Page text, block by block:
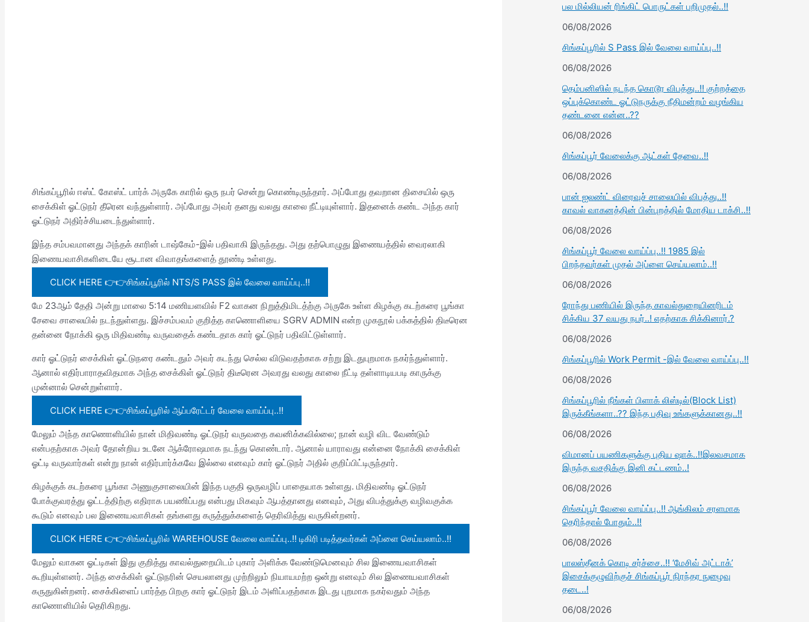
சிங்கப்பூரில் ஈஸ்ட் கோஸ்ட் பார்க் அருகே காரில் ஒரு நபர் சென்று கொண்டிருந்தார். அப்போது தவறான திசையில் ஒரு
சைக்கிள் ஓட்டுநர் தீரென வந்துள்ளார். அப்போது அவர் தனது வலது காலை நீட்டியுள்ளார். இதனைக் கண்ட அந்த கார்
ஓட்டுநர் அதிர்ச்சியடைந்துள்ளார்.
இந்த சம்பவமானது அந்தக் காரின் டாஷ்கேம்-இல் பதிவாகி இருந்தது. அது தற்பொழுது இணையத்தில் வைரலாகி
இணையவாசிகளிடையே சூடான விவாதங்களைத் தூண்டி உள்ளது.
CLICK HERE 👉👉சிங்கப்பூரில் NTS/S PASS இல் வேலை வாய்ப்பு..!!
மே 23ஆம் தேதி அன்று மாலை 5:14 மணியளவில் F2 வாகன நிறுத்திமிடத்ற்கு அருகே உள்ள கிழக்கு கடற்கரை பூங்கா
சேவை சாலையில் நடந்துள்ளது. இச்சம்பவம் குறித்த காணொளியை SGRV ADMIN என்ற முகநூல் பக்கத்தில் திடீரென
தன்னை நோக்கி ஒரு மிதிவண்டி வருவதைக் கண்டதாக கார் ஓட்டுநர் பதிவிட்டுள்ளார்.
கார் ஓட்டுநர் சைக்கிள் ஓட்டுநரை கண்டதும் அவர் கடந்து செல்ல விடுவதற்காக சற்று இடதுபுறமாக நகர்ந்துள்ளார்.
ஆனால் எதிர்பாராதவிதமாக அந்த சைக்கிள் ஓட்டுநர் திடீரென அவரது வலது காலை நீட்டி தள்ளாடியபடி காருக்கு
முன்னால் சென்றுள்ளார்.
CLICK HERE 👉👉சிங்கப்பூரில் ஆப்பரேட்டர் வேலை வாய்ப்பு..!!
மேலும் அந்த காணொளியில் நான் மிதிவண்டி ஓட்டுநர் வருவதை கவனிக்கவில்லை; நான் வழி விட வேண்டும்
என்பதற்காக அவர் தோன்றிய உடனே ஆக்ரோஷமாக நடந்து கொண்டார். ஆனால் யாராவது என்னை நோக்கி சைக்கிள்
ஓட்டி வருவார்கள் என்று நான் எதிர்பார்க்கவே இல்லை எனவும் கார் ஓட்டுநர் அதில் குறிப்பிட்டிருந்தார்.
கிழக்குக் கடற்கரை பூங்கா அணுகுசாலையின் இந்த பகுதி ஒருவழிப் பாதையாக உள்ளது. மிதிவண்டி ஓட்டுநர்
போக்குவரத்து ஓட்டத்திற்கு எதிராக பயணிப்பது என்பது மிகவும் ஆபத்தானது எனவும், அது விபத்துக்கு வழிவகுக்க
கூடும் எனவும் பல இணையவாசிகள் தங்களது கருத்துக்களைத் தெரிவித்து வருகின்றனர்.
CLICK HERE 👉👉சிங்கப்பூரில் WAREHOUSE வேலை வாய்ப்பு..!! டிகிரி படித்தவர்கள் அப்ளை செய்யலாம்..!!
மேலும் வாகன ஓட்டிகள் இது குறித்து காவல்துறையிடம் புகார் அளிக்க வேண்டுமெனவும் சில இணையவாசிகள்
கூறியுள்ளனர். அந்த சைக்கிள் ஓட்டுநரின் செயலானது முற்றிலும் நியாயமற்ற ஒன்று எனவும் சில இணையவாசிகள்
கருதுகின்றனர். சைக்கிளைப் பார்த்த பிறகு கார் ஓட்டுநர் இடம் அளிப்பதற்காக இடது புறமாக நகர்வதும் அந்த
காணொளியில் தெரிகிறது.
பல மில்லியன் ரிங்கிட் பொருட்கள் பறிமுதல்..!!
06/08/2026
சிங்கப்பூரில் S Pass இல் வேலை வாய்ப்பு..!!
06/08/2026
தெம்பனிஸில் நடந்த கொடூர விபத்து..!! குற்றத்தை
ஒப்புக்கொண்ட ஓட்டுநருக்கு நீதிமன்றம் வழங்கிய
தண்டனை என்ன..??
06/08/2026
சிங்கப்பூர் வேலைக்கு ஆட்கள் தேவை..!!
06/08/2026
பான் ஐலண்ட் விரைவுச் சாலையில் விபத்து..!!
காவல் வாகனத்தின் பின்புறத்தில் மோதிய டாக்சி..!!
06/08/2026
சிங்கப்பூர் வேலை வாய்ப்பு..!! 1985 இல்
பிறந்தவர்கள் முதல் அப்ளை செய்யலாம்..!!
06/08/2026
ரோந்து பணியில் இருந்த காவல்துறையினரிடம்
சிக்கிய 37 வயது நபர்..! எதற்காக சிக்கினார்.?
06/08/2026
சிங்கப்பூரில் Work Permit -இல் வேலை வாய்ப்பு..!!
06/08/2026
சிங்கப்பூரில் நீங்கள் பிளாக் லிஸ்டில்(Block List)
இருக்கீங்களா..?? இந்த பதிவு உங்களுக்கானது..!!
06/08/2026
விமானப் பயணிகளுக்கு புதிய ஷாக்..!!இலவசமாக
இருந்த வசதிக்கு இனி கட்டணம்..!
06/08/2026
சிங்கப்பூர் வேலை வாய்ப்பு..!! ஆங்கிலம் சரளமாக
தெரிந்தால் போதும்..!!
06/08/2026
பாலஸ்தீனக் கொடி சர்ச்சை..!! ‘மேசிவ் அட்டாக்’
இசைக்குழுவிற்குச் சிங்கப்பூர் நிரந்தர நுழைவு
தடை..!
06/08/2026